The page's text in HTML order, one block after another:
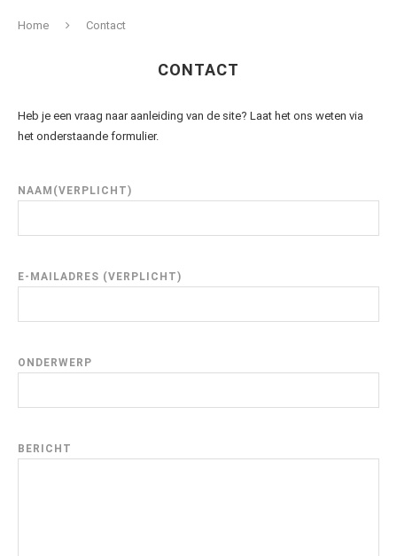
Home Contact
CONTACT
Heb je een vraag naar aanleiding van de site? Laat het ons weten via
het onderstaande formulier.
NAAM(VERPLICHT)
E-MAILADRES (VERPLICHT)
ONDERWERP
BERICHT